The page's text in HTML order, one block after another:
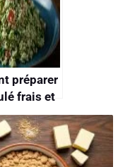
préparer
frais et
?